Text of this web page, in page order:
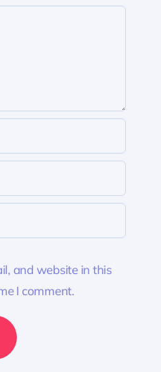
and website in this
I comment.